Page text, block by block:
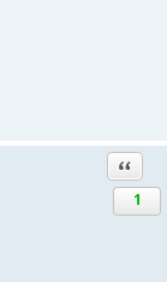
1